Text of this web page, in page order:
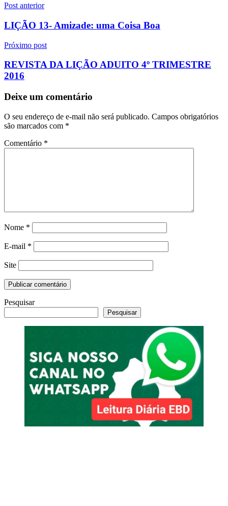
Navegação
de
Post
Post anterior
LIÇÃO 13- Amizade: uma Coisa Boa
Próximo post
REVISTA DA LIÇÃO ADUITO 4º TRIMESTRE
2016
Deixe um comentário
O seu endereço de e-mail não será publicado. Campos obrigatórios
são marcados com *
Comentário *
Nome *
E-mail *
Site
Pesquisar
Pesquisar